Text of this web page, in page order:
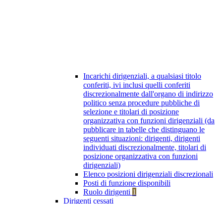
Incarichi dirigenziali, a qualsiasi titolo
conferiti, ivi inclusi quelli conferiti
discrezionalmente dall'organo di indirizzo
politico senza procedure pubbliche di
selezione e titolari di posizione
organizzativa con funzioni dirigenziali (da
pubblicare in tabelle che distinguano le
seguenti situazioni: dirigenti, dirigenti
individuati discrezionalmente, titolari di
posizione organizzativa con funzioni
dirigenziali)
Elenco posizioni dirigenziali discrezionali
Posti di funzione disponibili
Ruolo dirigenti 1
Dirigenti cessati